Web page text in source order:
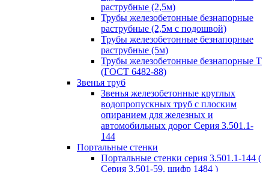
раструбные (2,5м)
Трубы железобетонные безнапорные
раструбные (2,5м с подошвой)
Трубы железобетонные безнапорные
раструбные (5м)
Трубы железобетонные безнапорные Т
(ГОСТ 6482-88)
Звенья труб
Звенья железобетонные круглых
водопропускных труб с плоским
опиранием для железных и
автомобильных дорог Серия 3.501.1-
144
Портальные стенки
Портальные стенки серия 3.501.1-144 (
Серия 3.501-59, шифр 1484 )